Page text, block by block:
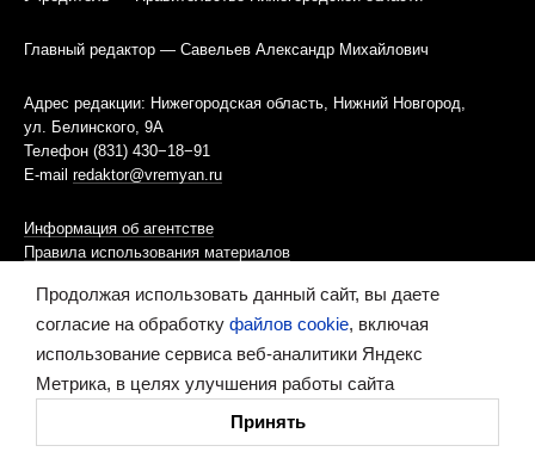
Главный редактор — Савельев Александр Михайлович
Адрес редакции: Нижегородская область, Нижний Новгород,
ул. Белинского, 9А
Телефон (831) 430−18−91
E-mail redaktor@vremyan.ru
Информация об агентстве
Правила использования материалов
Информационная политика использования «cookies»-файлов
Ресурс содержит материалы 16+
Продолжая использовать данный сайт, вы даете
согласие на обработку файлов cookie, включая
использование сервиса веб-аналитики Яндекс
Метрика, в целях улучшения работы сайта
Принять